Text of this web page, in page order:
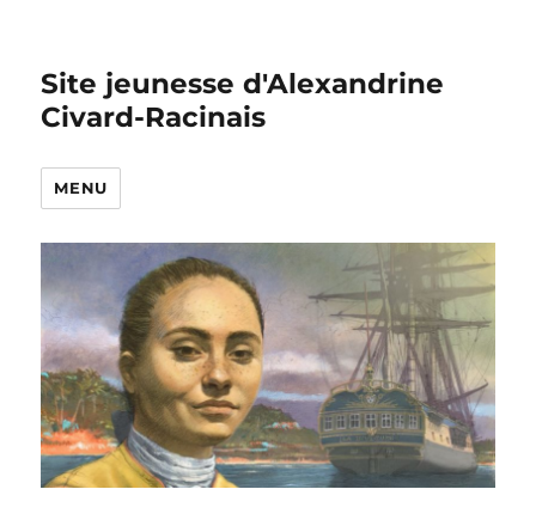
Site jeunesse d'Alexandrine
Civard-Racinais
MENU